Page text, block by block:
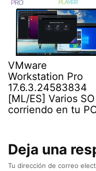
VMware
Workstation Pro
17.6.3.24583834
[ML/ES] Varios SO
corriendo en tu
Deja una
Tu dirección de correo